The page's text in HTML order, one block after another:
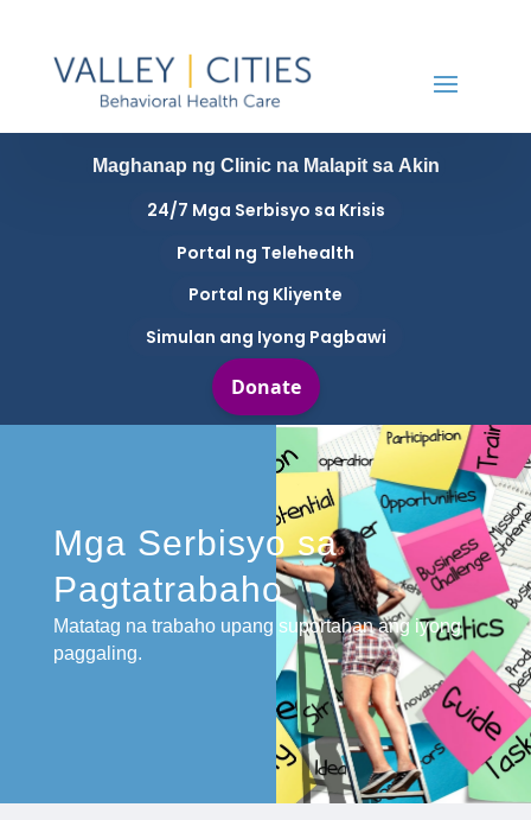
Maghanap ng Clinic na Malapit sa Akin
24/7 Mga Serbisyo sa Krisis
Portal ng Telehealth
Portal ng Kliyente
Simulan ang Iyong Pagbawi
Mga Serbisyo sa
Pagtatrabaho
Matatag na trabaho upang suportahan ang iyong
paggaling.